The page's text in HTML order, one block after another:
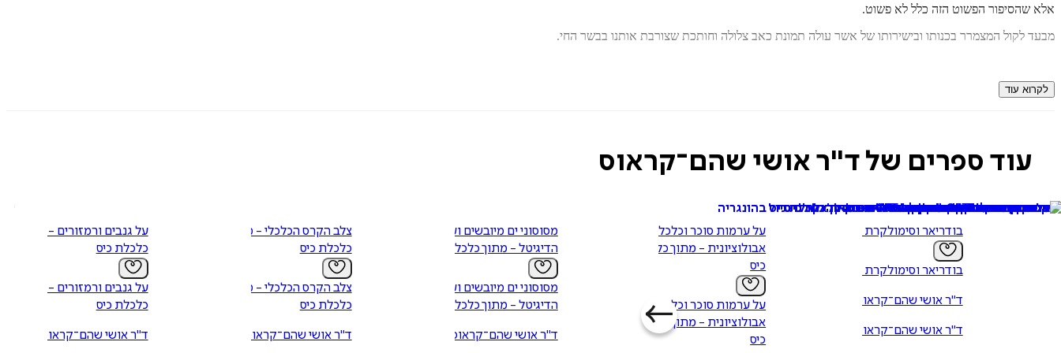
אלא שהסיפור הפשוט הזה כלל לא פשוט.
מבעד לקול המצמרר בכנותו ובישירותו של אשר עולה תמונת כאב צלולה וחותכת שצורבת אותנו בבשר החי.
אושי שהם קראוס
לקרוא עוד
עוד ספרים של ד"ר אושי שהם־קראוס
בודריאר וסימולקרת הכסף
בודריאר וסימולקרת הכסף
ד"ר אושי שהם־קראוס
ד"ר אושי שהם־קראוס
על ערמות סוכר וכלכלה
אבולוציונית - מתוך כלכלת
כיס
על ערמות סוכר וכלכלה
אבולוציונית - מתוך כלכלת
כיס
מסוסוני ים מיובשים ועד
הדיגיטל - מתוך כלכלת כיס
מסוסוני ים מיובשים ועד
הדיגיטל - מתוך כלכלת כיס
ד"ר אושי שהם־קראוס
צלב הקרס הכלכלי - מתוך
כלכלת כיס
צלב הקרס הכלכלי - מתוך
כלכלת כיס
ד"ר אושי שהם־קראוס
על גנבים ורמזורים - מתוך
כלכלת כיס
על גנבים ורמזורים - מתוך
כלכלת כיס
ד"ר אושי שהם־קראוס